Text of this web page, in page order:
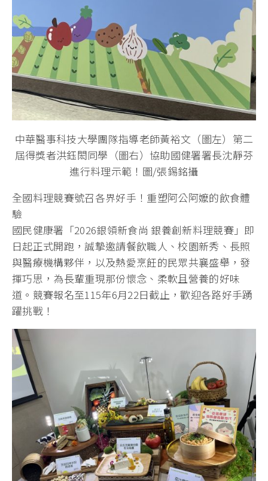
中華醫事科技大學團隊指導老師黃裕文（圖左）第二
屆得獎者洪鈺閎同學（圖右）協助國健署署長沈靜芬
進行料理示範！圖/張錫銘攝
全國料理競賽號召各界好手！重塑阿公阿嬤的飲食體
驗
國民健康署「2026銀領新食尚 銀養創新料理競賽」即
日起正式開跑，誠摯邀請餐飲職人、校園新秀、長照
與醫療機構夥伴，以及熱愛烹飪的民眾共襄盛舉，發
揮巧思，為長輩重現那份懷念、柔軟且營養的好味
道。競賽報名至115年6月22日截止，歡迎各路好手踴
躍挑戰！